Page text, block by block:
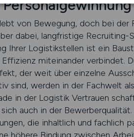
von Bewegung, doch bei der
dabei, langfristige Recruiting-
Ihrer Logistikstellen ist ein
miteinander verbindet.
der weit über einzelne
sind, werden in der Fachwelt
in der Logistik Vertrauen
auch in der
die inhaltlich und fachlich